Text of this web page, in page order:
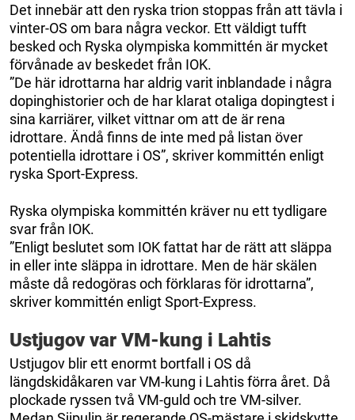
Det innebär att den ryska trion stoppas från att tävla i
vinter-OS om bara några veckor. Ett väldigt tufft
besked och Ryska olympiska kommittén är mycket
förvånade av beskedet från IOK.
”De här idrottarna har aldrig varit inblandade i några
dopinghistorier och de har klarat otaliga dopingtest i
sina karriärer, vilket vittnar om att de är rena
idrottare. Ändå finns de inte med på listan över
potentiella idrottare i OS”, skriver kommittén enligt
ryska Sport-Express.
Ryska olympiska kommittén kräver nu ett tydligare
svar från IOK.
”Enligt beslutet som IOK fattat har de rätt att släppa
in eller inte släppa in idrottare. Men de här skälen
måste då redogöras och förklaras för idrottarna”,
skriver kommittén enligt Sport-Express.
Ustjugov var VM-kung i Lahtis
Ustjugov blir ett enormt bortfall i OS då
längdskidåkaren var VM-kung i Lahtis förra året. Då
plockade ryssen två VM-guld och tre VM-silver.